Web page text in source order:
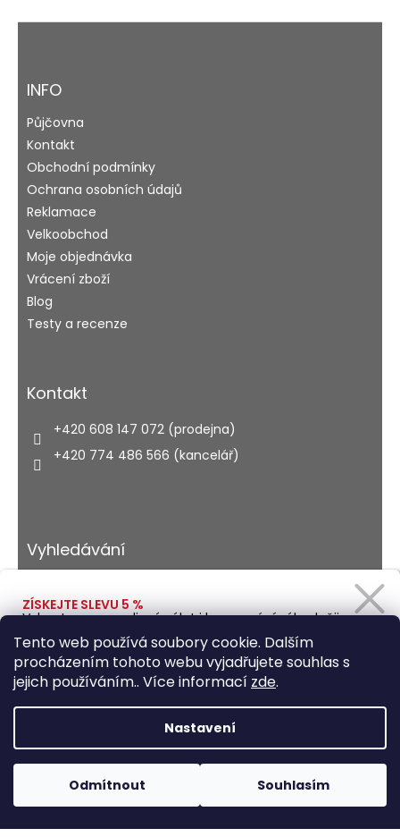
Tento web používá soubory cookie. Dalším
procházením tohoto webu vyjadřujete souhlas s
jejich používáním.. Více informací zde.
Nastavení
Odmítnout Souhlasím
Z
aINFO
Půjčovna
Kontakt
Obchodní podmínky
Ochrana osobních údajů
Reklamace
Velkoobchod
Moje objednávka
Vrácení zboží
Blog
Testy a recenze
Kontakt
+420 608 147 072 (prodejna)
+420 774 486 566 (kancelář)
Vyhledávání
HLEDAT
Copyright 2026Autohaus.cz. Všechna práva
vyhrazena.Upravit nastavení cookies
ZÍSKEJTE SLEVU 5 %
Vybavte se na rodinný výlet i kempování výhodněji.
Zadejte svůj e-mail a obratem Vám pošleme
slevový kód.
Zásady zpracování osobních údajů